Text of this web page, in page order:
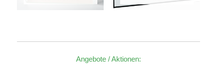
Angebote / Aktionen: